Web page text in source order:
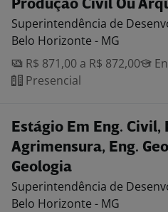
Produção Civil Ou
Superintendência de
Belo Horizonte - MG
R$ 871,00 a R$ 872,00
Presencial
Estágio Em Eng. Civil,
Agrimensura, Eng.
Geologia
Superintendência de
Belo Horizonte - MG